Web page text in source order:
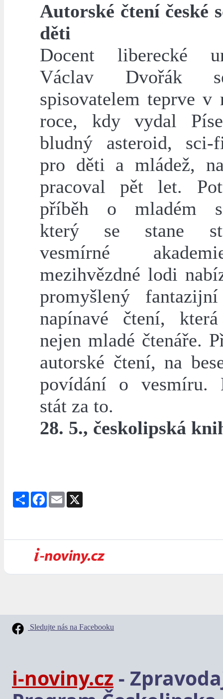
Autorské čtení české
děti
Docent liberecké
Václav Dvořák
spisovatelem teprve v
roce, kdy vydal
bludný asteroid, sci-
pro děti a mládež,
pracoval pět let.
příběh o mladém
který se stane
vesmírné
mezihvězdné lodi
promyšlený
napínavé čtení,
nejen mladé čtenáře.
autorské čtení, na
povídání o vesmíru.
stát za to.
28. 5., českolipská
Share Facebook
Email
Sledujte nás na Facebooku
i-noviny.cz -